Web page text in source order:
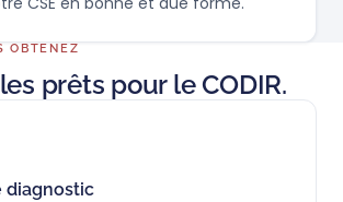
OBTENEZ
prêts pour le CODIR.
diagnostic